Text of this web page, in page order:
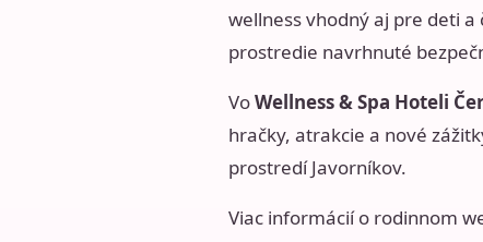
wellness vhodný aj pre deti a
prostredie navrhnuté
VoWellness & Spa Hoteli
hračky, atrakcie a nové
prostredí Javorníkov.
Viac informácií o rodinnom